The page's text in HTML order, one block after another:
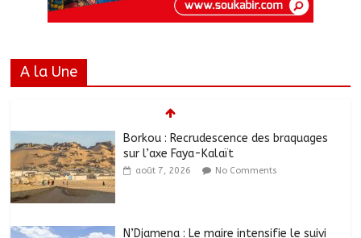
A la Une
Borkou : Recrudescence des braquages
sur l’axe Faya-Kalaït
août 7, 2026 No Comments
N’Djamena : Le maire intensifie le suivi